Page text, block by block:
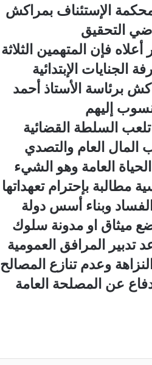
الإستئناف بمراكش
فإن المتهمين الثلاثة
الإبتدائية
برئاسة الأستاذ أحمد
إليهم
تلعب السلطة القضائية
المال العام والتصدي
العامة وهو الشيء
مطالبة بإحترام تعهداتها
الفساد وبناء أسس دولة
ميثاق او مدونة سلوك
تدبير المرافق العمومية
وعدم تنازع المصالح
عن المصلحة العامة